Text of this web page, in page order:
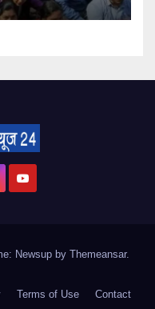
Newsup by Themeansar.
Terms of Use Contact